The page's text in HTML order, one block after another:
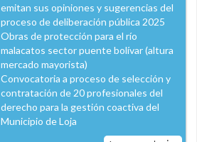
emitan sus opiniones y sugerencias del
proceso de deliberación pública 2025
Obras de protección para el río
malacatos sector puente bolívar (altura
mercado mayorista)
Convocatoria a proceso de selección y
contratación de 20 profesionales del
derecho para la gestión coactiva del
Municipio de Loja